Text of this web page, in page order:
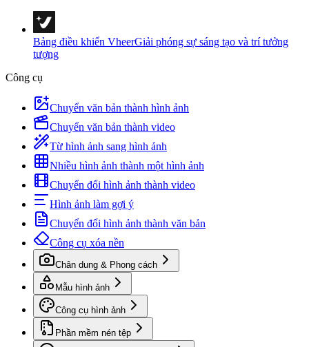
Bảng điều khiển VheerGiải phóng sự sáng tạo và trí tưởng
tượng
Công cụ
Chuyển văn bản thành hình ảnh
Chuyển văn bản thành video
Từ hình ảnh sang hình ảnh
Nhiều hình ảnh thành một hình ảnh
Chuyển đổi hình ảnh thành video
Hình ảnh làm gợi ý
Chuyển đổi hình ảnh thành văn bản
Công cụ xóa nền
Chân dung & Phong cách
Mẫu hình ảnh
Công cụ hình ảnh
Phần mềm nén tệp